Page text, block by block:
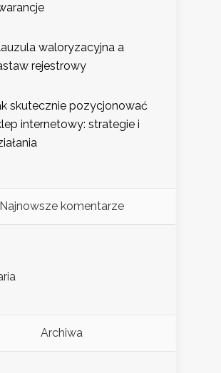
waloryzacyjna a
rejestrowy
skutecznie pozycjonować
internetowy: strategie i
Najnowsze komentarze
Archiwa